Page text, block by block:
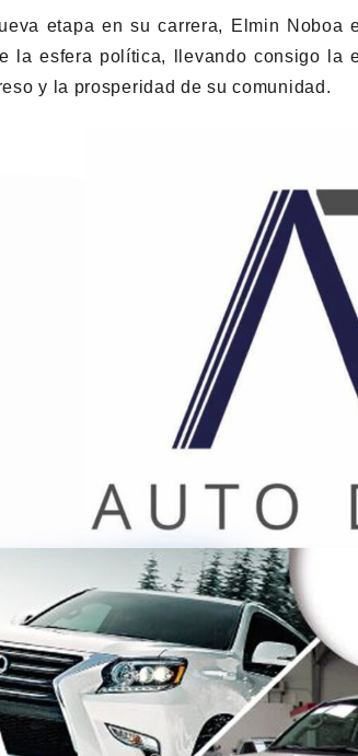
etapa en su carrera, Elmin Noboa
la esfera política, llevando consigo la
y la prosperidad de su comunidad.